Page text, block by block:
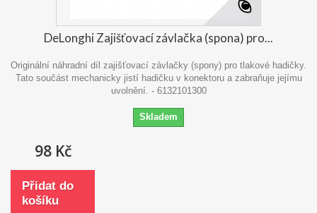
DeLonghi Zajišťovací závlačka (spona) pro...
Originální náhradní díl zajišťovací závlačky (spony) pro tlakové hadičky.
Tato součást mechanicky jistí hadičku v konektoru a zabraňuje jejímu
uvolnění. - 6132101300
Skladem
98 Kč
Přidat do
košíku